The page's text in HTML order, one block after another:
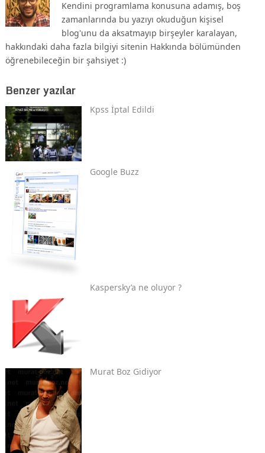
Kendini programlama konusuna adamış, boş
zamanlarında bu yazıyı okuduğun kişisel
blog'unu da aksatmayıp birşeyler karalayan,
hakkındaki daha fazla bilgiyi sitenin Hakkında bölümünden
öğrenebileceğin bir şahsiyet :)
Benzer yazılar
Kpss İptal Edildi
Google Buzz
Kaspersky’a ne oluyor ?
Murat Boz Gidiyor